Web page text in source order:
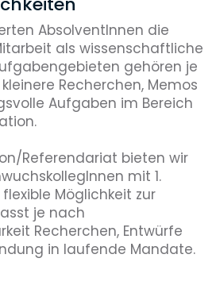
gemeinsam zu Abend
ihn ins Bett zu bringen.
Zwischenzeit noch etwas
beantworte ich ggf.
E-Mails und erledige
AbsolventInnen die
als wissenschaftliche
gehören je
Recherchen, Memos
Aufgaben im Bereich
Referendariat bieten wir
mit 1.
Möglichkeit zur
je nach
Recherchen, Entwürfe
in laufende Mandate.